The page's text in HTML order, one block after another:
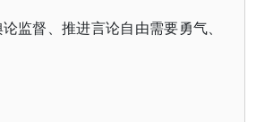
监督、推进言论自由需要勇气、